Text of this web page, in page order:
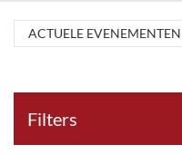
ACTUELE EVENEMENTEN
Filters